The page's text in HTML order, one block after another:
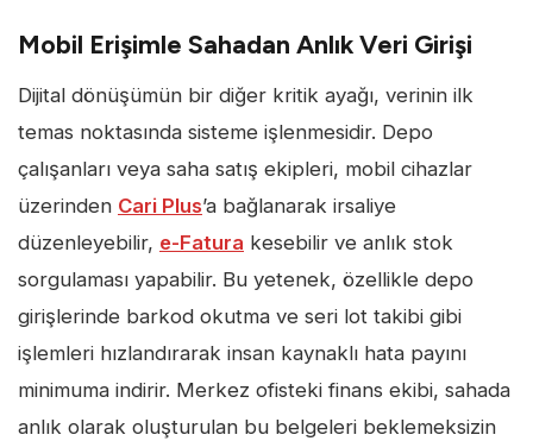
Mobil Erişimle Sahadan Anlık Veri Girişi
Dijital dönüşümün bir diğer kritik ayağı, verinin ilk
temas noktasında sisteme işlenmesidir. Depo
çalışanları veya saha satış ekipleri, mobil cihazlar
üzerinden Cari Plus’a bağlanarak irsaliye
düzenleyebilir, e-Fatura kesebilir ve anlık stok
sorgulaması yapabilir. Bu yetenek, özellikle depo
girişlerinde barkod okutma ve seri lot takibi gibi
işlemleri hızlandırarak insan kaynaklı hata payını
minimuma indirir. Merkez ofisteki finans ekibi, sahada
anlık olarak oluşturulan bu belgeleri beklemeksizin